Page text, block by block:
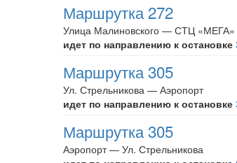
Маршрутка 272
Улица Малиновского — СТЦ «МЕГА»
идет по направлению к остановке
Маршрутка 305
Ул. Стрельникова — Аэропорт
идет по направлению к остановке
Маршрутка 305
Аэропорт — Ул. Стрельникова